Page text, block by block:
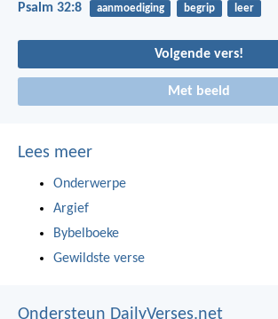
Psalm 32:8 aanmoediging begrip leer
Volgende vers!
Met beeld
Lees meer
Onderwerpe
Argief
Bybelboeke
Gewildste verse
Ondersteun DailyVerses.net